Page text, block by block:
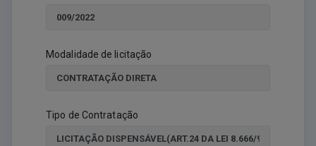
Modalidade de licitação
Tipo de Contratação